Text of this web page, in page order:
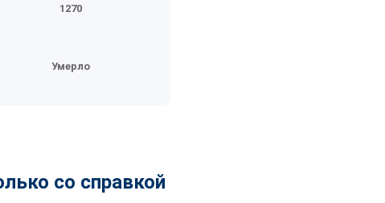
1270
Умерло
со справкой